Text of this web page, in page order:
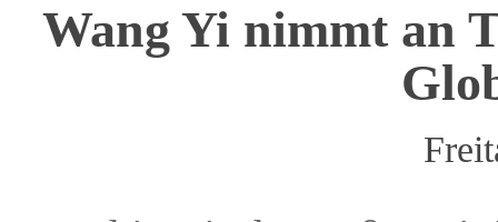
Wang Yi nimmt an